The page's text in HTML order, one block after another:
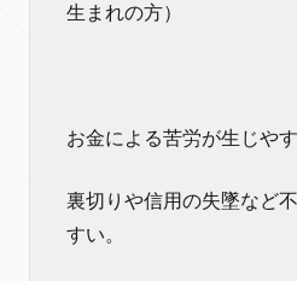
生まれの方）
お金による苦労が生じやす
裏切りや信用の失墜など
すい。